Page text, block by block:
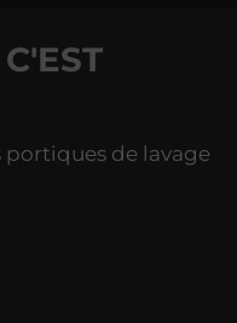
portiques de lavage